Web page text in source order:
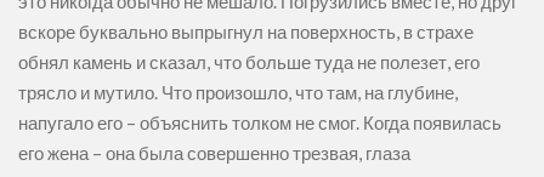
вскоре буквально выпрыгнул на поверхность, в страхе
обнял камень и сказал, что больше туда не полезет, его
трясло и мутило. Что произошло, что там, на глубине,
напугало его – объяснить толком не смог. Когда появилась
его жена – она была совершенно трезвая, глаза